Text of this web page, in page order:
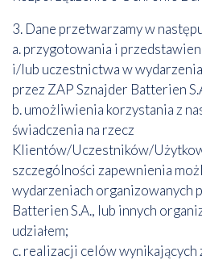
3. Dane przetwarzamy w
a. przygotowania i
i/lub uczestnictwa w
przez ZAP Sznajder Batterien
b. umożliwienia korzystania z
świadczenia na rzecz
Klientów/Uczestników/
szczególności zapewnienia
wydarzeniach organizowanych
Batterien S.A., lub innych
udziałem;
c. realizacji celów wynikających